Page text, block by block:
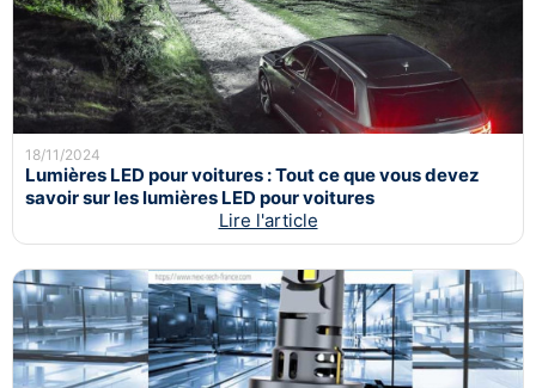
18/11/2024
Lumières LED pour voitures : Tout ce que vous devez
savoir sur les lumières LED pour voitures
Lire l'article